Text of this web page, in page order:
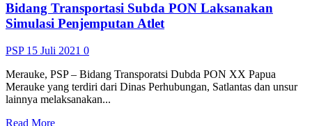
Perbatasan
Sota
RI-
PNG,
Periksa
25
Pelintas
batas
Bidang Transportasi Subda PON Laksanakan
Simulasi Penjemputan Atlet
PSP 15 Juli 2021 0
Merauke, PSP – Bidang Transporatsi Dubda PON XX Papua
Merauke yang terdiri dari Dinas Perhubungan, Satlantas dan unsur
lainnya melaksanakan...
Read MoreRead